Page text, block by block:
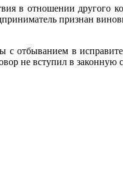
в отношении другого
признан
с отбыванием в
не вступил в законную